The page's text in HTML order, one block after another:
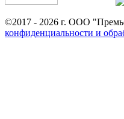
©2017 - 2026 г. ООО
конфиденциальности и